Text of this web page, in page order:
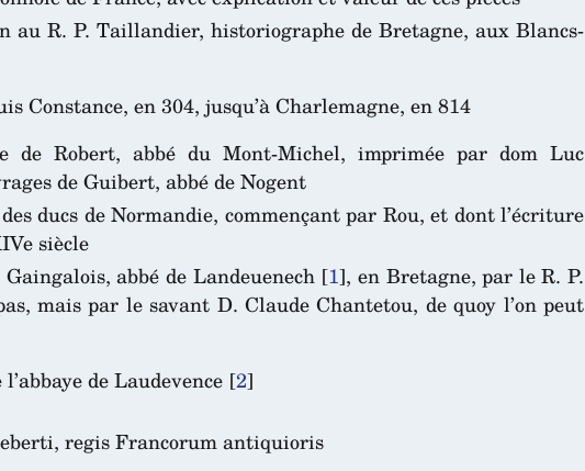
au R. P. Taillandier, historiographe de Bretagne, aux Blancs-
Constance, en 304, jusqu’à Charlemagne, en 814
de Robert, abbé du Mont-Michel, imprimée par dom Luc
de Guibert, abbé de Nogent
ducs de Normandie, commençant par Rou, et dont l’écriture
siècle
abbé de Landeuenech[1], en Bretagne, par le R. P.
mais par le savant D. Claude Chantetou, de quoy l’on peut
de Laudevence [2]
regis Francorum antiquioris